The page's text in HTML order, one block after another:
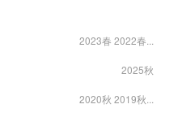
2023春 2022春...
2025秋
2020秋 2019秋...